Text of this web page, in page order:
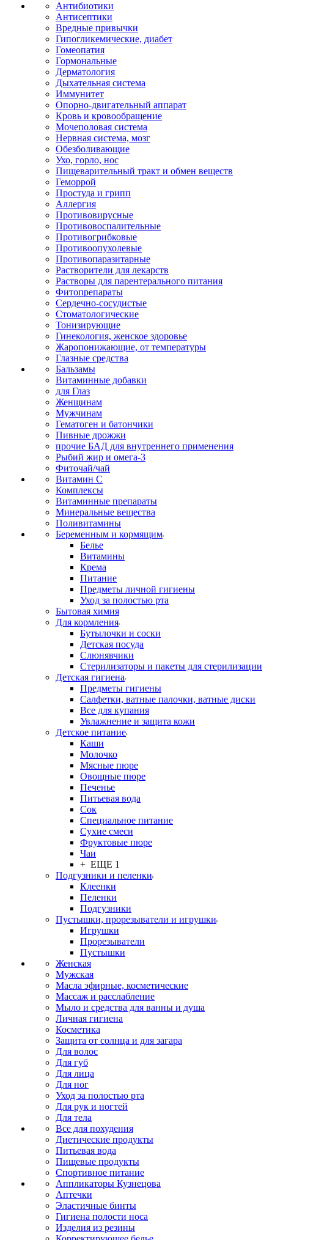
Антибиотики
Антисептики
Вредные привычки
Гипогликемические, диабет
Гомеопатия
Гормональные
Дерматология
Дыхательная система
Иммунитет
Опорно-двигательный аппарат
Кровь и кровообращение
Мочеполовая система
Нервная система, мозг
Обезболивающие
Ухо, горло, нос
Пищеварительный тракт и обмен веществ
Геморрой
Простуда и грипп
Аллергия
Противовирусные
Противовоспалительные
Противогрибковые
Противоопухолевые
Противопаразитарные
Растворители для лекарств
Растворы для парентерального питания
Фитопрепараты
Сердечно-сосудистые
Стоматологические
Тонизирующие
Гинекология, женское здоровье
Жаропонижающие, от температуры
Глазные средства
Бальзамы
Витаминные добавки
для Глаз
Женщинам
Мужчинам
Гематоген и батончики
Пивные дрожжи
прочие БАД для внутреннего применения
Рыбий жир и омега-3
Фиточай/чай
Витамин С
Комплексы
Витаминные препараты
Минеральные вещества
Поливитамины
Беременным и кормящим
Белье
Витамины
Крема
Питание
Предметы личной гигиены
Уход за полостью рта
Бытовая химия
Для кормления
Бутылочки и соски
Детская посуда
Слюнявчики
Стерилизаторы и пакеты для стерилизации
Детская гигиена
Предметы гигиены
Салфетки, ватные палочки, ватные диски
Все для купания
Увлажнение и защита кожи
Детское питание
Каши
Молочко
Мясные пюре
Овощные пюре
Печенье
Питьевая вода
Сок
Специальное питание
Сухие смеси
Фруктовые пюре
Чаи
+ ЕЩЕ 1
Подгузники и пеленки
Клеенки
Пеленки
Подгузники
Пустышки, прорезыватели и игрушки
Игрушки
Прорезыватели
Пустышки
Женская
Мужская
Масла эфирные, косметические
Массаж и расслабление
Мыло и средства для ванны и душа
Личная гигиена
Косметика
Защита от солнца и для загара
Для волос
Для губ
Для лица
Для ног
Уход за полостью рта
Для рук и ногтей
Для тела
Все для похудения
Диетические продукты
Питьевая вода
Пищевые продукты
Спортивное питание
Аппликаторы Кузнецова
Аптечки
Эластичные бинты
Гигиена полости носа
Изделия из резины